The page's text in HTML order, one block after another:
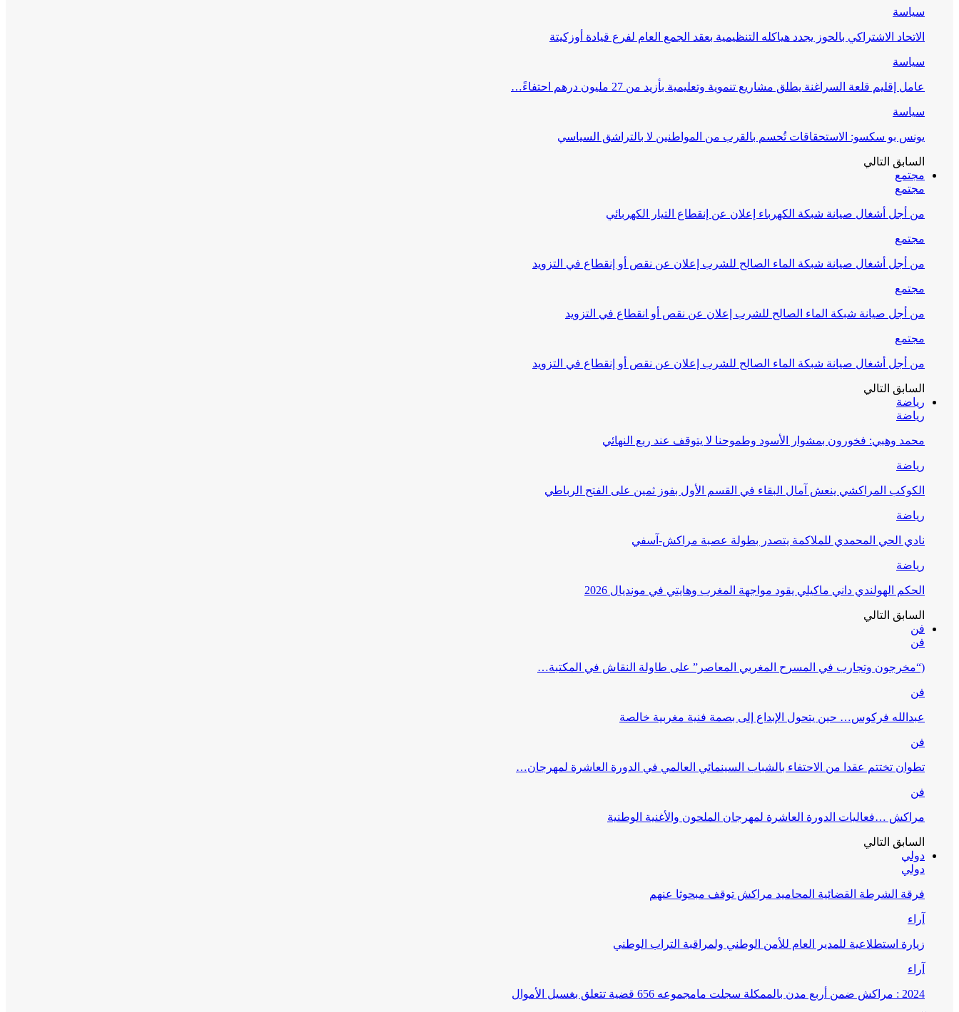
سياسة
الاتحاد الاشتراكي بالحوز يجدد هياكله التنظيمية بعقد الجمع العام لفرع قيادة أوزكيتة
سياسة
عامل إقليم قلعة السراغنة يطلق مشاريع تنموية وتعليمية بأزيد من 27 مليون درهم احتفاءً…
سياسة
يونس بو سكسو: الاستحقاقات تُحسم بالقرب من المواطنين لا بالتراشق السياسي
السابق التالي
مجتمع
مجتمع
من أجل أشغال صيانة شبكة الكهرباء إعلان عن إنقطاع التيار الكهربائي
مجتمع
من أجل أشغال صيانة شبكة الماء الصالح للشرب إعلان عن نقص أو إنقطاع في التزويد
مجتمع
من أجل صيانة شبكة الماء الصالح للشرب إعلان عن نقص أو انقطاع في التزويد
مجتمع
من أجل أشغال صيانة شبكة الماء الصالح للشرب إعلان عن نقص أو إنقطاع في التزويد
السابق التالي
رياضة
رياضة
محمد وهبي: فخورون بمشوار الأسود وطموحنا لا يتوقف عند ربع النهائي
رياضة
الكوكب المراكشي ينعش آمال البقاء في القسم الأول بفوز ثمين على الفتح الرباطي
رياضة
نادي الحي المحمدي للملاكمة يتصدر بطولة عصبة مراكش-آسفي
رياضة
الحكم الهولندي داني ماكيلي يقود مواجهة المغرب وهايتي في مونديال 2026
السابق التالي
فن
فن
(“مخرجون وتجارب في المسرح المغربي المعاصر” على طاولة النقاش في المكتبة…
فن
عبدالله فركوس… حين يتحول الإبداع إلى بصمة فنية مغربية خالصة
فن
تطوان تختتم عقدا من الاحتفاء بالشباب السينمائي العالمي في الدورة العاشرة لمهرجان…
فن
مراكش …فعاليات الدورة العاشرة لمهرجان الملحون والأغنية الوطنية
السابق التالي
دولي
دولي
فرقة الشرطة القضائية المحاميد مراكش توقف مبحوثا عنهم
آراء
زيارة استطلاعية للمدير العام للأمن الوطني ولمراقبة التراب الوطني
آراء
2024 : مراكش ضمن أربع مدن بالممكلة سجلت مامجموعه 656 قضية تتعلق بغسيل الأموال